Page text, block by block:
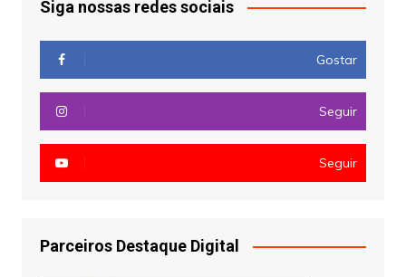
Siga nossas redes sociais
Gostar
Seguir
Seguir
Parceiros Destaque Digital